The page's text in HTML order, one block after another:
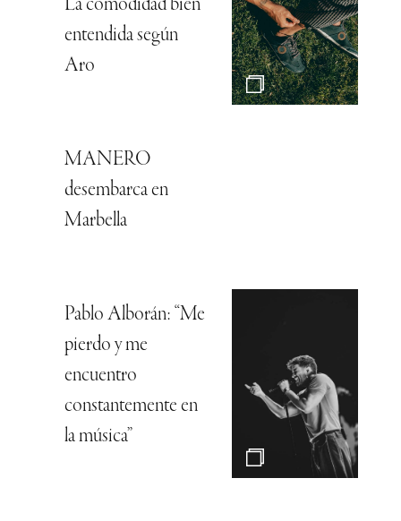
La comodidad bien
entendida según
Aro
MANERO
desembarca en
Marbella
Pablo Alborán: “Me
pierdo y me
encuentro
constantemente en
la música”